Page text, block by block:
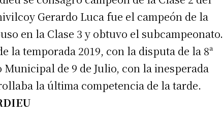
*
correo electrónico*
Gerardo Luca fue el campeón de la
en la Clase 3 y obtuvo el subcampeonato.
temporada 2019, con la disputa de la 8ª
de 9 de Julio, con la inesperada
la última competencia de la tarde.